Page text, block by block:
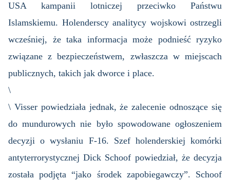
USA kampanii lotniczej przeciwko Państwu
Islamskiemu. Holenderscy analitycy wojskowi ostrzegli
wcześniej, że taka informacja może podnieść ryzyko
związane z bezpieczeństwem, zwłaszcza w miejscach
publicznych, takich jak dworce i place.
\
\ Visser powiedziała jednak, że zalecenie odnoszące się
do mundurowych nie było spowodowane ogłoszeniem
decyzji o wysłaniu F-16. Szef holenderskiej komórki
antyterrorystycznej Dick Schoof powiedział, że decyzja
została podjęta “jako środek zapobiegawczy”. Schoof